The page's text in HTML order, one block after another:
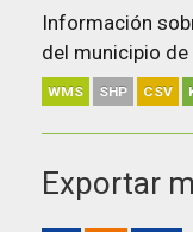
Información
del municipio de
WMS SHP CSV
Exportar